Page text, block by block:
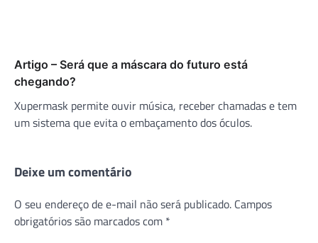
Artigo – Será que a máscara do futuro está
chegando?
Xupermask permite ouvir música, receber chamadas e tem
um sistema que evita o embaçamento dos óculos.
Deixe um comentário
O seu endereço de e-mail não será publicado. Campos
obrigatórios são marcados com *